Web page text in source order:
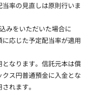
率の見直しは原則行いま
みをいただいた場合に
応じた予定配当率が適用
なります。信託元本は償
ス円普通預金に入金とな
れます。